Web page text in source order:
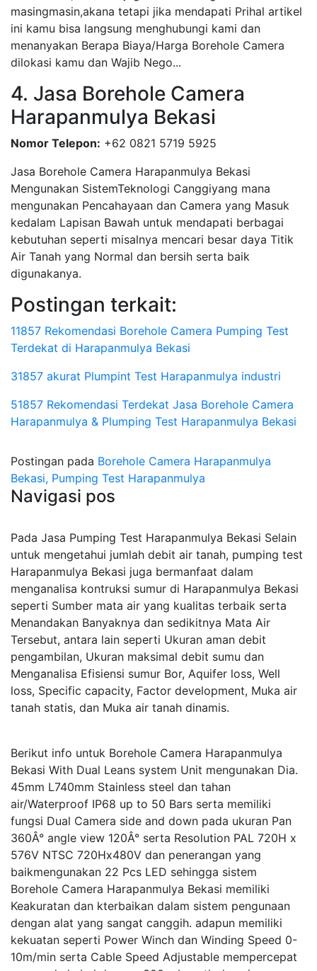
masingmasin,akana tetapi jika mendapati Prihal artikel
ini kamu bisa langsung menghubungi kami dan
menanyakan Berapa Biaya/Harga Borehole Camera
dilokasi kamu dan Wajib Nego...
4. Jasa Borehole Camera
Harapanmulya Bekasi
Nomor Telepon: +62 0821 5719 5925
Jasa Borehole Camera Harapanmulya Bekasi
Mengunakan SistemTeknologi Canggiyang mana
mengunakan Pencahayaan dan Camera yang Masuk
kedalam Lapisan Bawah untuk mendapati berbagai
kebutuhan seperti misalnya mencari besar daya Titik
Air Tanah yang Normal dan bersih serta baik
digunakanya.
Postingan terkait:
11857 Rekomendasi Borehole Camera Pumping Test
Terdekat di Harapanmulya Bekasi
31857 akurat Plumpint Test Harapanmulya industri
51857 Rekomendasi Terdekat Jasa Borehole Camera
Harapanmulya & Plumping Test Harapanmulya Bekasi
Postingan pada Borehole Camera Harapanmulya
Bekasi, Pumping Test Harapanmulya
Navigasi pos
Pada Jasa Pumping Test Harapanmulya Bekasi Selain
untuk mengetahui jumlah debit air tanah, pumping test
Harapanmulya Bekasi juga bermanfaat dalam
menganalisa kontruksi sumur di Harapanmulya Bekasi
seperti Sumber mata air yang kualitas terbaik serta
Menandakan Banyaknya dan sedikitnya Mata Air
Tersebut, antara lain seperti Ukuran aman debit
pengambilan, Ukuran maksimal debit sumu dan
Menganalisa Efisiensi sumur Bor, Aquifer loss, Well
loss, Specific capacity, Factor development, Muka air
tanah statis, dan Muka air tanah dinamis.
Berikut info untuk Borehole Camera Harapanmulya
Bekasi With Dual Leans system Unit mengunakan Dia.
45mm L740mm Stainless steel dan tahan
air/Waterproof IP68 up to 50 Bars serta memiliki
fungsi Dual Camera side and down pada ukuran Pan
360Â° angle view 120Â° serta Resolution PAL 720H x
576V NTSC 720Hx480V dan penerangan yang
baikmengunakan 22 Pcs LED sehingga sistem
Borehole Camera Harapanmulya Bekasi memiliki
Keakuratan dan kterbaikan dalam sistem pengunaan
dengan alat yang sangat canggih. adapun memiliki
kekuatan seperti Power Winch dan Winding Speed 0-
10m/min serta Cable Speed Adjustable mempercepat